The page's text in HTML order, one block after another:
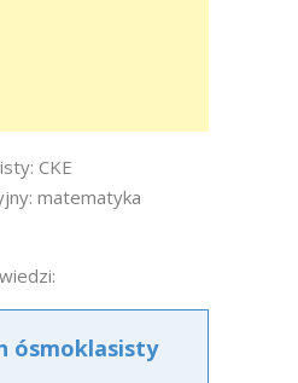
CKE
matematyka
ósmoklasisty